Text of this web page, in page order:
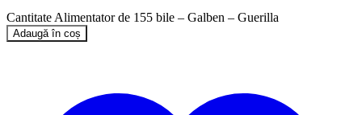
Cantitate Alimentator de 155 bile – Galben – Guerilla
Adaugă în coș